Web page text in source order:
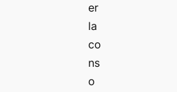
er
la
co
ns
o